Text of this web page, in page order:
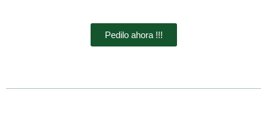
Pedilo ahora !!!